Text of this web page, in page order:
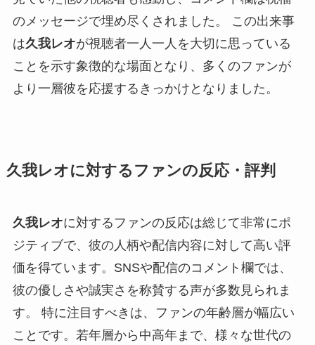
のメッセージで埋め尽くされました。 この出来事
は久我レオが視聴者一人一人を大切に思っている
ことを示す象徴的な場面となり、多くのファンが
より一層彼を応援するきっかけとなりました。
久我レオに対するファンの反応・評判
久我レオに対するファンの反応は総じて非常にポ
ジティブで、彼の人柄や配信内容に対して高い評
価を得ています。SNSや配信のコメント欄では、
彼の優しさや誠実さを称賛する声が多数見られま
す。 特に注目すべきは、ファンの年齢層が幅広い
ことです。若年層から中高年まで、様々な世代の